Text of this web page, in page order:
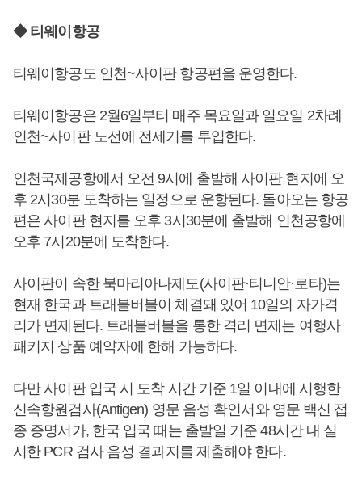
◆ 티웨이항공
티웨이항공도 인천~사이판 항공편을 운영한다.
티웨이항공은 2월6일부터 매주 목요일과 일요일 2차례
인천~사이판 노선에 전세기를 투입한다.
인천국제공항에서 오전 9시에 출발해 사이판 현지에 오
후 2시30분 도착하는 일정으로 운항된다. 돌아오는 항공
편은 사이판 현지를 오후 3시30분에 출발해 인천공항에
오후 7시20분에 도착한다.
사이판이 속한 북마리아나제도(사이판·티니안·로타)는
현재 한국과 트래블버블이 체결돼 있어 10일의 자가격
리가 면제된다. 트래블버블을 통한 격리 면제는 여행사
패키지 상품 예약자에 한해 가능하다.
다만 사이판 입국 시 도착 시간 기준 1일 이내에 시행한
신속항원검사(Antigen) 영문 음성 확인서와 영문 백신 접
종 증명서가, 한국 입국 때는 출발일 기준 48시간 내 실
시한 PCR 검사 음성 결과지를 제출해야 한다.